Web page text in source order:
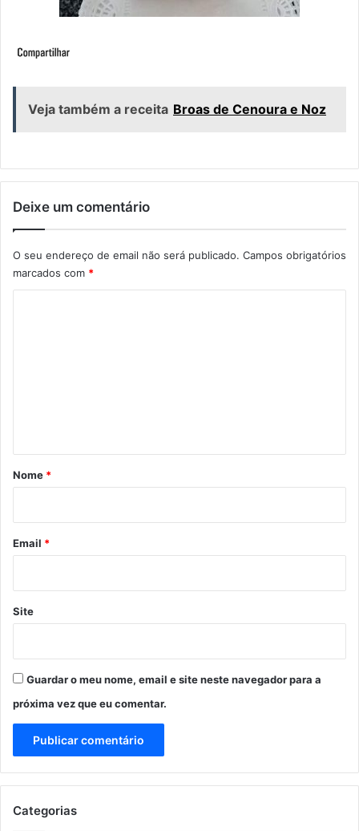
Veja também a receita Broas de Cenoura e Noz
Deixe um comentário
O seu endereço de email não será publicado. Campos obrigatórios
marcados com *
r
*
Nome *
Email *
Site
Guardar o meu nome, email e site neste navegador para a
próxima vez que eu comentar.
Categorias